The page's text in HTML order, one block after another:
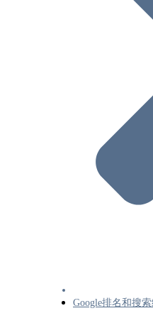
从搜
让隐
重定
网站
网络
在更
有关
暂停
Google排名和搜
Google搜索
Google排名和搜